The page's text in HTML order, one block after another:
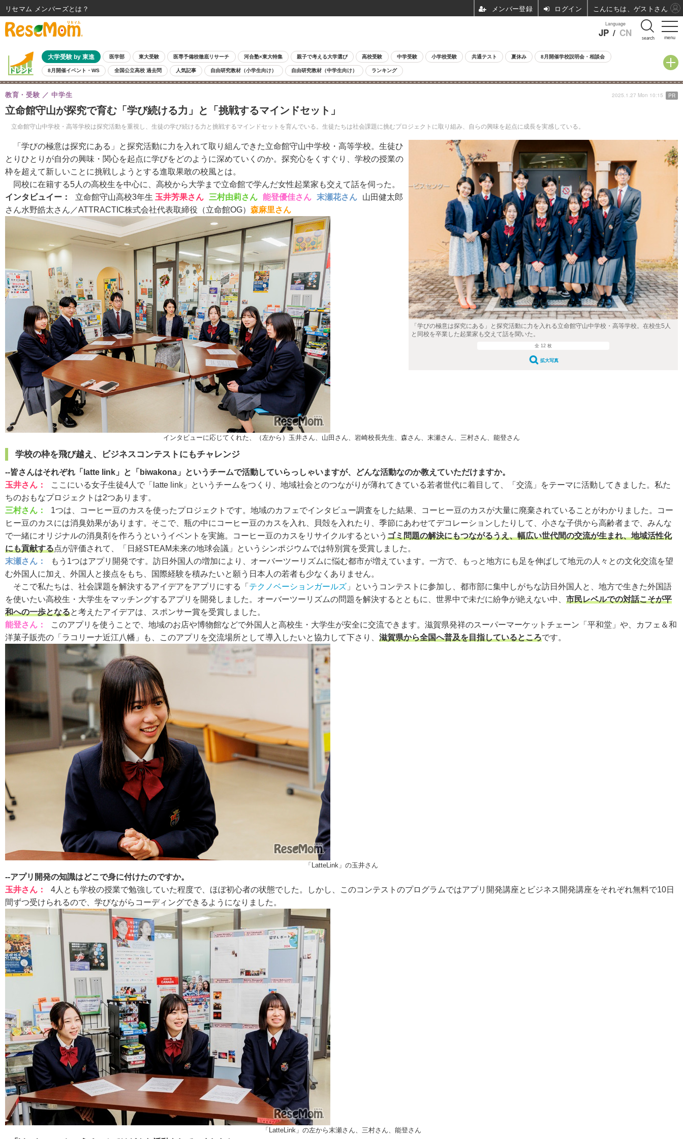
menu
Language
JP / CN search
大学受験 by 東進 医学部 東大受験 医専予備校徹底リサーチ 河合塾×東大特集 親子で考える大学選び 高校受験 中学受験 小学校受験 共通テスト 夏休み 8月開催学校説明会・相談会
8月開催イベント・WS 全国公立高校 過去問 人気記事 自由研究教材（小学生向け） 自由研究教材（中学生向け） ランキング
立命館守山が探究で育む「学び続ける力」と「挑戦するマインドセット」
立命館守山中学校・高等学校は探究活動を重視し、生徒の学び続ける力と挑戦するマインドセットを育んでいる。生徒たちは社会課題に挑むプロジェクトに取り組み、自らの興味を起点に成長を実感している。
教育・受験 中学生 2025.1.27 Mon 10:15 PR
「学びの極意は探究にある」と探究活動に力を入れる立命館守山中学校・高等学校。在校生5人
と同校を卒業した起業家も交えて話を聞いた。
全 12 枚
拡大写真
「学びの極意は探究にある」と探究活動に力を入れて取り組んできた立命館守山中学校・高等学校。生徒ひ
とりひとりが自分の興味・関心を起点に学びをどのように深めていくのか。探究心をくすぐり、学校の授業の
枠を超えて新しいことに挑戦しようとする進取果敢の校風とは。
同校に在籍する5人の高校生を中心に、高校から大学まで立命館で学んだ女性起業家も交えて話を伺った。
インタビュイー：
立命館守山高校3年生 玉井芳果さん 三村由莉さん 能登優佳さん 末瀬花さん
山田健太郎
さん水野皓太さん ／ATTRACTIC株式会社代表取締役（立命館OG） 森麻里さん
インタビューに応じてくれた、（左から）玉井さん、山田さん、岩崎校長先生、森さん、末瀬さん、三村さん、能登さん
学校の枠を飛び越え、ビジネスコンテストにもチャレンジ
--皆さんはそれぞれ「latte link」と「biwakona」というチームで活動していらっしゃいますが、どんな活動なのか教えていただけますか。
玉井さん：
ここにいる女子生徒4人で「latte link」というチームをつくり、地域社会とのつながりが薄れてきている若者世代に着目して、「交流」をテーマに活動してきました。私た
ちのおもなプロジェクトは2つあります。
三村さん：
1つは、コーヒー豆のカスを使ったプロジェクトです。地域のカフェでインタビュー調査をした結果、コーヒー豆のカスが大量に廃棄されていることがわかりました。コー
ヒー豆のカスには消臭効果があります。そこで、瓶の中にコーヒー豆のカスを入れ、貝殻を入れたり、季節にあわせてデコレーションしたりして、小さな子供から高齢者まで、みんな
で一緒にオリジナルの消臭剤を作ろうというイベントを実施。コーヒー豆のカスをリサイクルするという ゴミ問題の解決にもつながるうえ、幅広い世代間の交流が生まれ、地域活性化
にも貢献する点が評価されて、「日経STEAM未来の地球会議」というシンポジウムでは特別賞を受賞しました。
末瀬さん：
もう1つはアプリ開発です。訪日外国人の増加により、オーバーツーリズムに悩む都市が増えています。一方で、もっと地方にも足を伸ばして地元の人々との文化交流を望
む外国人に加え、外国人と接点をもち、国際経験を積みたいと願う日本人の若者も少なくありません。
そこで私たちは、社会課題を解決するアイデアをアプリにする「 テクノベーションガールズ 」というコンテストに参加し、都市部に集中しがちな訪日外国人と、地方で生きた外国語
を使いたい高校生・大学生をマッチングするアプリを開発しました。オーバーツーリズムの問題を解決するとともに、世界中で未だに紛争が絶えない中、 市民レベルでの対話こそが平
和への一歩となると考えたアイデアは、スポンサー賞を受賞しました。
能登さん：
このアプリを使うことで、地域のお店や博物館などで外国人と高校生・大学生が安全に交流できます。滋賀県発祥のスーパーマーケットチェーン「平和堂」や、カフェ＆和
洋菓子販売の「ラコリーナ近江八幡」も、このアプリを交流場所として導入したいと協力して下さり、 滋賀県から全国へ普及を目指しているところです。
「LatteLink」の玉井さん
--アプリ開発の知識はどこで身に付けたのですか。
玉井さん：
4人とも学校の授業で勉強していた程度で、ほぼ初心者の状態でした。しかし、このコンテストのプログラムではアプリ開発講座とビジネス開発講座をそれぞれ無料で10日
間ずつ受けられるので、学びながらコーディングできるようになりました。
「LatteLink」の左から末瀬さん、三村さん、能登さん
リセマム メンバーズ ログイン こんにちは、ゲストさん